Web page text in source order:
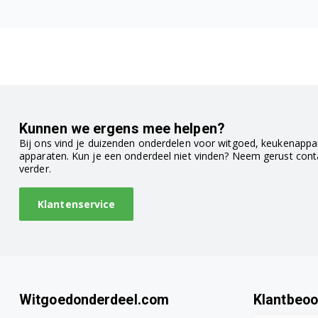
KFL70440/01
KFL70440/02
KFL70440/03
KFR1840/41
Kunnen we ergens mee helpen?
Bij ons vind je duizenden onderdelen voor witgoed,
apparaten. Kun je een onderdeel niet vinden? Neem gerust
verder.
Klantenservice
Witgoedonderdeel.com